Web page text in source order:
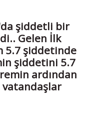
şiddetli bir
Gelen İlk
5.7 şiddetinde
şiddetini 5.7
ardından